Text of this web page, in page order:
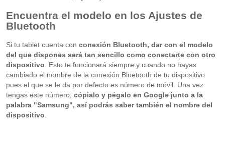
Encuentra el modelo en los Ajustes de
Bluetooth
Si tu tablet cuenta con conexión Bluetooth, dar con el modelo
del que dispones será tan sencillo como conectarte con otro
dispositivo. Esto te funcionará siempre y cuando no hayas
cambiado el nombre de la conexión Bluetooth de tu dispositivo
pues el que se le da por defecto es número de móvil. Una vez
tengas este número, cópialo y pégalo en Google junto a la
palabra "Samsung", así podrás saber también el nombre del
dispositivo.